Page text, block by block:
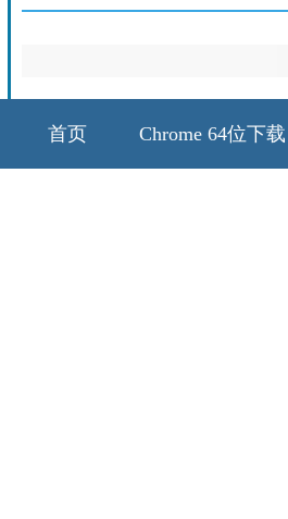
首页 Chrome 64位下载